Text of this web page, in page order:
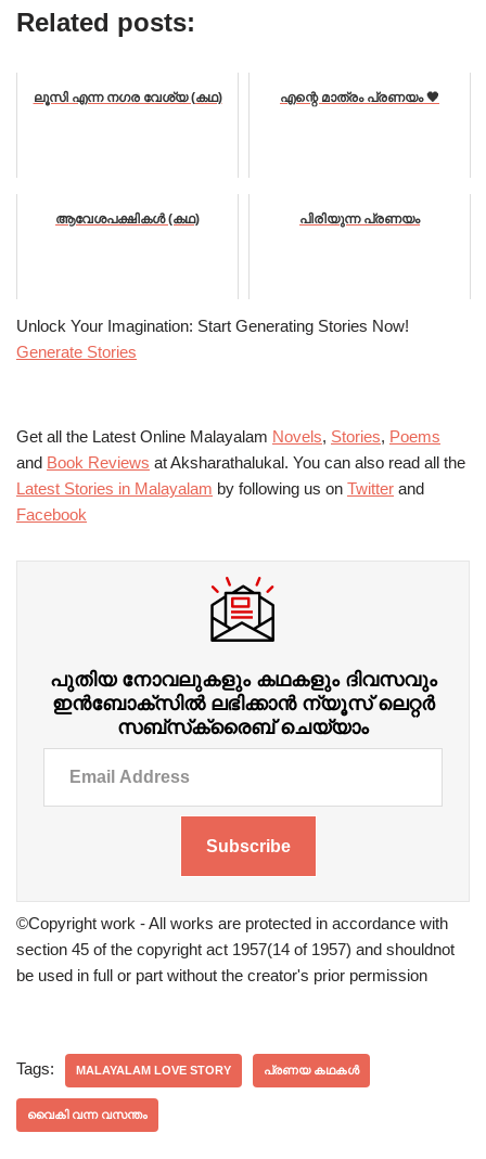
Related posts:
ലൂസി എന്ന നഗര വേശ്യ (കഥ) എന്റെ മാത്രം പ്രണയം 🖤
ആവേശപക്ഷികൾ (കഥ) പിരിയുന്ന പ്രണയം
Unlock Your Imagination: Start Generating Stories Now!
Generate Stories
Get all the Latest Online Malayalam Novels, Stories, Poems
and Book Reviews at Aksharathalukal. You can also read all the
Latest Stories in Malayalam by following us on Twitter and
Facebook
പുതിയ നോവലുകളും കഥകളും ദിവസവും
ഇന്‍ബോക്‌സില്‍ ലഭിക്കാന്‍ ന്യൂസ് ലെറ്റർ
സബ്‌സ്‌ക്രൈബ് ചെയ്യാം
Subscribe
©Copyright work - All works are protected in accordance with
section 45 of the copyright act 1957(14 of 1957) and shouldnot
be used in full or part without the creator's prior permission
Tags: MALAYALAM LOVE STORY പ്രണയ കഥകൾ
വൈകി വന്ന വസന്തം